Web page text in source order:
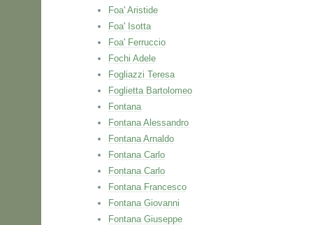
Foa' Aristide
Foa' Isotta
Foa' Ferruccio
Fochi Adele
Fogliazzi Teresa
Foglietta Bartolomeo
Fontana
Fontana Alessandro
Fontana Arnaldo
Fontana Carlo
Fontana Carlo
Fontana Francesco
Fontana Giovanni
Fontana Giuseppe